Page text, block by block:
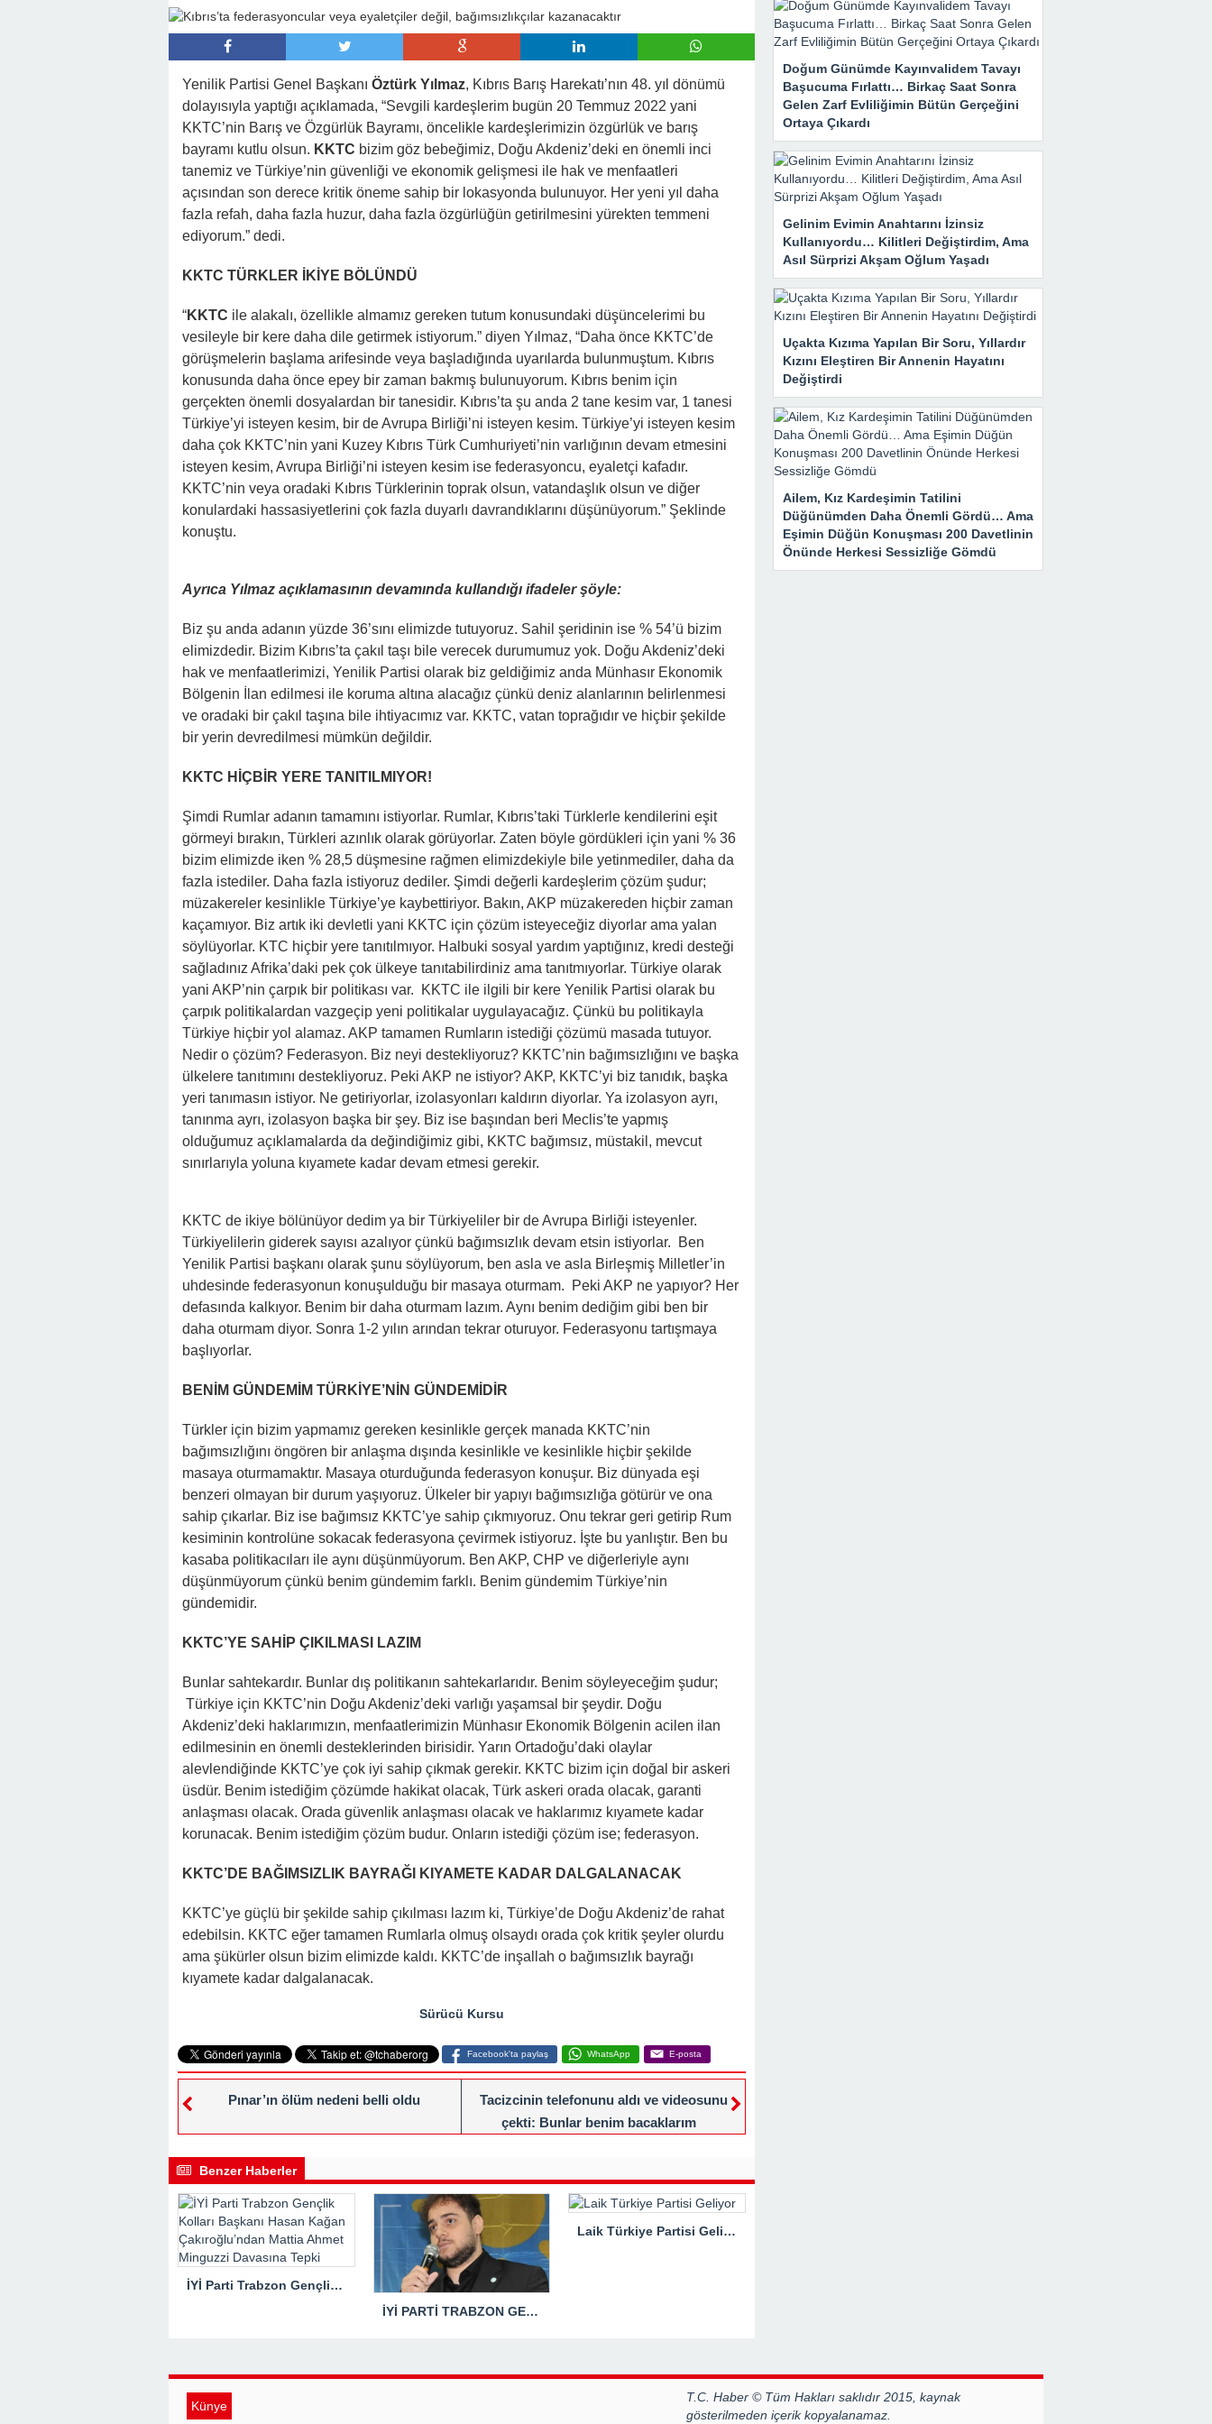
23:11 -Kızım Tabutun Başında “Büyükanne Yalan Söylüyor!” Diye Bağırdı… Sonra Evdeki Gizli Kayıtlar Her
Şeyi Ortaya Çıkardı
Yenilik Partisi Genel Başkanı Öztürk Yılmaz, Kıbrıs Barış Harekatı’nın 48. yıl dönümü
dolayısıyla yaptığı açıklamada, “Sevgili kardeşlerim bugün 20 Temmuz 2022 yani
KKTC’nin Barış ve Özgürlük Bayramı, öncelikle kardeşlerimizin özgürlük ve barış
bayramı kutlu olsun. KKTC bizim göz bebeğimiz, Doğu Akdeniz’deki en önemli inci
tanemiz ve Türkiye’nin güvenliği ve ekonomik gelişmesi ile hak ve menfaatleri
açısından son derece kritik öneme sahip bir lokasyonda bulunuyor. Her yeni yıl daha
fazla refah, daha fazla huzur, daha fazla özgürlüğün getirilmesini yürekten temmeni
ediyorum.” dedi.
KKTC TÜRKLER İKİYE BÖLÜNDÜ
“KKTC ile alakalı, özellikle almamız gereken tutum konusundaki düşüncelerimi bu
vesileyle bir kere daha dile getirmek istiyorum.” diyen Yılmaz, “Daha önce KKTC’de
görüşmelerin başlama arifesinde veya başladığında uyarılarda bulunmuştum. Kıbrıs
konusunda daha önce epey bir zaman bakmış bulunuyorum. Kıbrıs benim için
gerçekten önemli dosyalardan bir tanesidir. Kıbrıs’ta şu anda 2 tane kesim var, 1 tanesi
Türkiye’yi isteyen kesim, bir de Avrupa Birliği’ni isteyen kesim. Türkiye’yi isteyen kesim
daha çok KKTC’nin yani Kuzey Kıbrıs Türk Cumhuriyeti’nin varlığının devam etmesini
isteyen kesim, Avrupa Birliği’ni isteyen kesim ise federasyoncu, eyaletçi kafadır.
KKTC’nin veya oradaki Kıbrıs Türklerinin toprak olsun, vatandaşlık olsun ve diğer
konulardaki hassasiyetlerini çok fazla duyarlı davrandıklarını düşünüyorum.” Şeklinde
konuştu.
Ayrıca Yılmaz açıklamasının devamında kullandığı ifadeler şöyle:
Biz şu anda adanın yüzde 36’sını elimizde tutuyoruz. Sahil şeridinin ise % 54’ü bizim
elimizdedir. Bizim Kıbrıs’ta çakıl taşı bile verecek durumumuz yok. Doğu Akdeniz’deki
hak ve menfaatlerimizi, Yenilik Partisi olarak biz geldiğimiz anda Münhasır Ekonomik
Bölgenin İlan edilmesi ile koruma altına alacağız çünkü deniz alanlarının belirlenmesi
ve oradaki bir çakıl taşına bile ihtiyacımız var. KKTC, vatan toprağıdır ve hiçbir şekilde
bir yerin devredilmesi mümkün değildir.
KKTC HİÇBİR YERE TANITILMIYOR!
Şimdi Rumlar adanın tamamını istiyorlar. Rumlar, Kıbrıs’taki Türklerle kendilerini eşit
görmeyi bırakın, Türkleri azınlık olarak görüyorlar. Zaten böyle gördükleri için yani % 36
bizim elimizde iken % 28,5 düşmesine rağmen elimizdekiyle bile yetinmediler, daha da
fazla istediler. Daha fazla istiyoruz dediler. Şimdi değerli kardeşlerim çözüm şudur;
müzakereler kesinlikle Türkiye’ye kaybettiriyor. Bakın, AKP müzakereden hiçbir zaman
kaçamıyor. Biz artık iki devletli yani KKTC için çözüm isteyeceğiz diyorlar ama yalan
söylüyorlar. KTC hiçbir yere tanıtılmıyor. Halbuki sosyal yardım yaptığınız, kredi desteği
sağladınız Afrika’daki pek çok ülkeye tanıtabilirdiniz ama tanıtmıyorlar. Türkiye olarak
yani AKP’nin çarpık bir politikası var. KKTC ile ilgili bir kere Yenilik Partisi olarak bu
çarpık politikalardan vazgeçip yeni politikalar uygulayacağız. Çünkü bu politikayla
Türkiye hiçbir yol alamaz. AKP tamamen Rumların istediği çözümü masada tutuyor.
Nedir o çözüm? Federasyon. Biz neyi destekliyoruz? KKTC’nin bağımsızlığını ve başka
ülkelere tanıtımını destekliyoruz. Peki AKP ne istiyor? AKP, KKTC’yi biz tanıdık, başka
yeri tanımasın istiyor. Ne getiriyorlar, izolasyonları kaldırın diyorlar. Ya izolasyon ayrı,
tanınma ayrı, izolasyon başka bir şey. Biz ise başından beri Meclis’te yapmış
olduğumuz açıklamalarda da değindiğimiz gibi, KKTC bağımsız, müstakil, mevcut
sınırlarıyla yoluna kıyamete kadar devam etmesi gerekir.
KKTC de ikiye bölünüyor dedim ya bir Türkiyeliler bir de Avrupa Birliği isteyenler.
Türkiyelilerin giderek sayısı azalıyor çünkü bağımsızlık devam etsin istiyorlar. Ben
Yenilik Partisi başkanı olarak şunu söylüyorum, ben asla ve asla Birleşmiş Milletler’in
uhdesinde federasyonun konuşulduğu bir masaya oturmam. Peki AKP ne yapıyor? Her
defasında kalkıyor. Benim bir daha oturmam lazım. Aynı benim dediğim gibi ben bir
daha oturmam diyor. Sonra 1-2 yılın arından tekrar oturuyor. Federasyonu tartışmaya
başlıyorlar.
BENİM GÜNDEMİM TÜRKİYE’NİN GÜNDEMİDİR
Türkler için bizim yapmamız gereken kesinlikle gerçek manada KKTC’nin
bağımsızlığını öngören bir anlaşma dışında kesinlikle ve kesinlikle hiçbir şekilde
masaya oturmamaktır. Masaya oturduğunda federasyon konuşur. Biz dünyada eşi
benzeri olmayan bir durum yaşıyoruz. Ülkeler bir yapıyı bağımsızlığa götürür ve ona
sahip çıkarlar. Biz ise bağımsız KKTC’ye sahip çıkmıyoruz. Onu tekrar geri getirip Rum
kesiminin kontrolüne sokacak federasyona çevirmek istiyoruz. İşte bu yanlıştır. Ben bu
kasaba politikacıları ile aynı düşünmüyorum. Ben AKP, CHP ve diğerleriyle aynı
düşünmüyorum çünkü benim gündemim farklı. Benim gündemim Türkiye’nin
gündemidir.
KKTC’YE SAHİP ÇIKILMASI LAZIM
Bunlar sahtekardır. Bunlar dış politikanın sahtekarlarıdır. Benim söyleyeceğim şudur;
Türkiye için KKTC’nin Doğu Akdeniz’deki varlığı yaşamsal bir şeydir. Doğu
Akdeniz’deki haklarımızın, menfaatlerimizin Münhasır Ekonomik Bölgenin acilen ilan
edilmesinin en önemli desteklerinden birisidir. Yarın Ortadoğu’daki olaylar
alevlendiğinde KKTC’ye çok iyi sahip çıkmak gerekir. KKTC bizim için doğal bir askeri
üsdür. Benim istediğim çözümde hakikat olacak, Türk askeri orada olacak, garanti
anlaşması olacak. Orada güvenlik anlaşması olacak ve haklarımız kıyamete kadar
korunacak. Benim istediğim çözüm budur. Onların istediği çözüm ise; federasyon.
KKTC’DE BAĞIMSIZLIK BAYRAĞI KIYAMETE KADAR DALGALANACAK
KKTC’ye güçlü bir şekilde sahip çıkılması lazım ki, Türkiye’de Doğu Akdeniz’de rahat
edebilsin. KKTC eğer tamamen Rumlarla olmuş olsaydı orada çok kritik şeyler olurdu
ama şükürler olsun bizim elimizde kaldı. KKTC’de inşallah o bağımsızlık bayrağı
kıyamete kadar dalgalanacak.
Sürücü Kursu
Facebook'ta paylaş WhatsApp E-posta
Pınar’ın ölüm nedeni belli oldu
Tacizcinin telefonunu aldı ve videosunu
çekti: Bunlar benim bacaklarım
Benzer Haberler
İYİ Parti Trabzon Gençlik Kolları Başkanı Hasan Kağan Çakıroğlu’ndan Mattia Ahmet Minguzzi Davasına Tepki
İYİ PARTİ TRABZON GENÇLİK KOLLARI BAŞKANI HASAN KAĞAN ÇAKIROĞLU’NDAN TBMM BAŞKANI’NA ÇOK SERT TEPKİ: “ANAYASAL SUÇ İŞLENMİŞTİR!”
Laik Türkiye Partisi Geliyor
Doğum Günümde Kayınvalidem Tavayı
Başucuma Fırlattı… Birkaç Saat Sonra
Gelen Zarf Evliliğimin Bütün Gerçeğini
Ortaya Çıkardı
Gelinim Evimin Anahtarını İzinsiz
Kullanıyordu… Kilitleri Değiştirdim, Ama
Asıl Sürprizi Akşam Oğlum Yaşadı
Uçakta Kızıma Yapılan Bir Soru, Yıllardır
Kızını Eleştiren Bir Annenin Hayatını
Değiştirdi
Ailem, Kız Kardeşimin Tatilini
Düğünümden Daha Önemli Gördü… Ama
Eşimin Düğün Konuşması 200 Davetlinin
Önünde Herkesi Sessizliğe Gömdü
Künye
T.C. Haber © Tüm Hakları saklıdır 2015, kaynak
gösterilmeden içerik kopyalanamaz.